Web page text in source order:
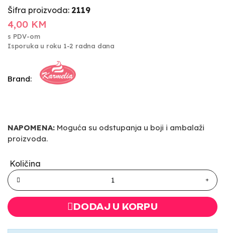
Šifra proizvoda: 2119
4,00 KM
s PDV-om
Isporuka u roku 1-2 radna dana
Brand:
NAPOMENA: Moguća su odstupanja u boji i ambalaži
proizvoda.
Količina
DODAJ U KORPU